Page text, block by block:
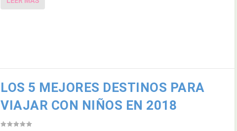
LOS 5 MEJORES DESTINOS PARA
VIAJAR CON NIÑOS EN 2018